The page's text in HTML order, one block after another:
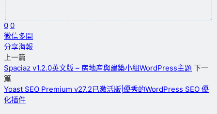
0 0
微信多開
分享海報
上一篇
Spaciaz v1.2.0英文版 – 房地産與建築小組WordPress主題 下一
篇
Yoast SEO Premium v27.2已激活版|優秀的WordPress SEO 優
化插件